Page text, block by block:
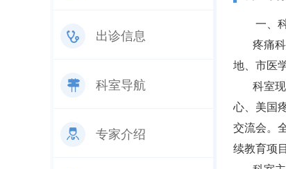
出诊信息
科室导航
专家介绍
一、
疼痛科
地、市医
科室现
心、美国
交流会。
续教育项